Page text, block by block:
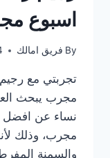
اسبوع
By فريق امالك
مجرب يبحث
مجرب، وذلك
والسمنة